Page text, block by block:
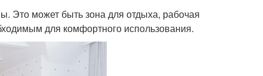
Это может быть зона для отдыха, рабочая
для комфортного использования.